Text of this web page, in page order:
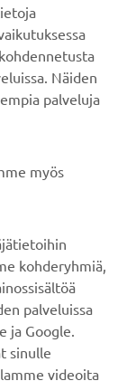
Näiden
palveluja
myös
kohderyhmiä,
palveluissa
ja Google.
sinulle
videoita